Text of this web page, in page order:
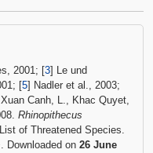
2001; [3] Le und
[5] Nadler et al., 2003;
Canh, L., Khac Quyet,
Rhinopithecus
of Threatened Species.
Downloaded on 26 June